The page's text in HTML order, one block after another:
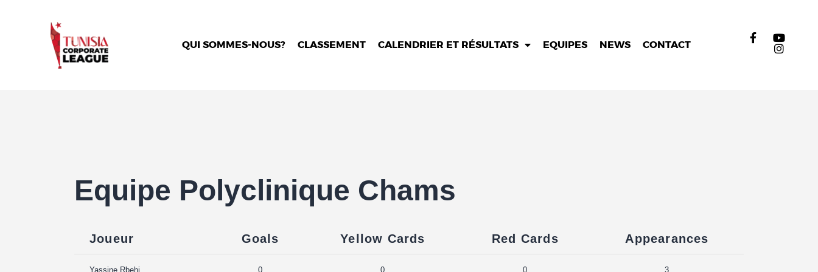
QUI SOMMES-NOUS? CLASSEMENT CALENDRIER ET RÉSULTATS EQUIPES NEWS CONTACT
TUNISIA CORPORATE LEAGUE
Groupe C
Equipe Polyclinique Chams
Joueur Goals Yellow Cards Red Cards Appearances
Yassine Rbehi 0 0 0 3